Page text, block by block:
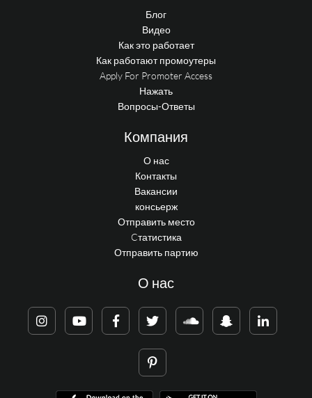
Блог
Видео
Как это работает
Как работают промоутеры
Apply For Promoter Access
Нажать
Вопросы-Ответы
Компания
О нас
Контакты
Вакансии
консьерж
Отправить место
Cтатистика
Отправить партию
О нас